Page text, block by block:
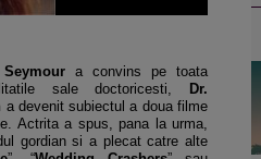
a convins pe toata
sale doctoricesti,
Dr.
a devenit subiectul a doua filme
Actrita a spus, pana la urma,
gordian si a plecat catre alte